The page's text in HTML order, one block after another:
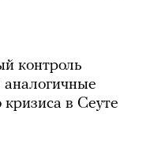
контроль
в Сеуте